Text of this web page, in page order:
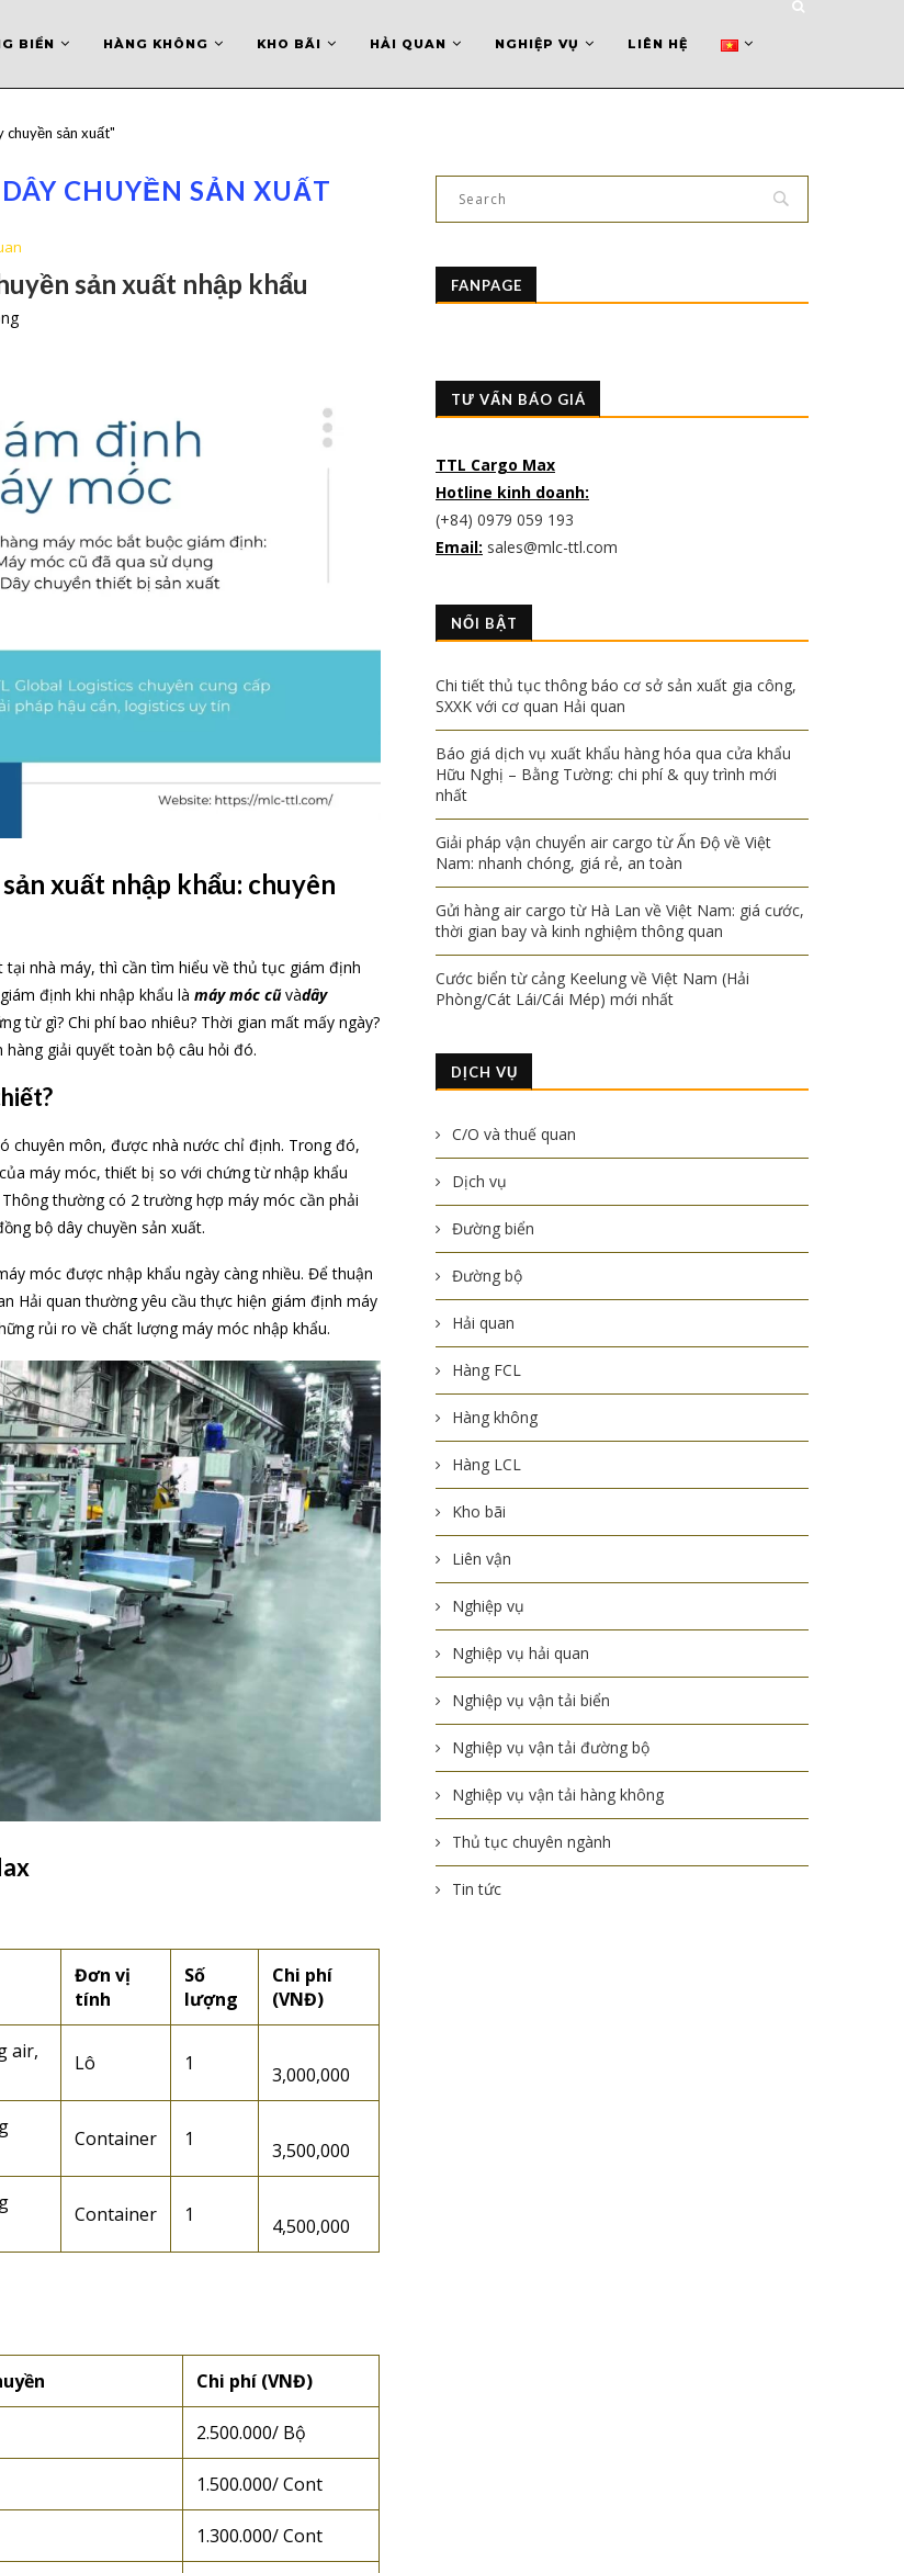
BIỂN HÀNG KHÔNG KHO BÃI HẢI QUAN NGHIỆP VỤ LIÊN HỆ
sản xuất"
CHUYỀN SẢN XUẤT
sản xuất nhập khẩu
xuất nhập khẩu: chuyên
nhà máy, thì cần tìm hiểu về thủ tục giám định
định khi nhập khẩu là máy móc cũvàdây
từ gì? Chi phí bao nhiêu? Thời gian mất mấy ngày?
giải quyết toàn bộ câu hỏi đó.
chuyên môn, được nhà nước chỉ định. Trong đó,
máy móc, thiết bị so với chứng từ nhập khẩu
thường có 2 trường hợp máy móc cần phải
bộ dây chuyền sản xuất.
móc được nhập khẩu ngày càng nhiều. Để thuận
Hải quan thường yêu cầu thực hiện giám định máy
rủi ro về chất lượng máy móc nhập khẩu.
Đơn vị
tính
Số
lượng
Chi phí
(VNĐ)
air,
Lô 1 3,000,000
Container 1 3,500,000
Container 1 4,500,000
Chi phí (VNĐ)
2.500.000/ Bộ
1.500.000/ Cont
1.300.000/ Cont
FANPAGE
TƯ VẤN BÁO GIÁ
TTL Cargo Max
Hotline kinh doanh:
(+84) 0979 059 193
Email: sales@mlc-ttl.com
NỔI BẬT
Chi tiết thủ tục thông báo cơ sở sản xuất gia công,
SXXK với cơ quan Hải quan
Báo giá dịch vụ xuất khẩu hàng hóa qua cửa khẩu
Hữu Nghị – Bằng Tường: chi phí & quy trình mới
nhất
Giải pháp vận chuyển air cargo từ Ấn Độ về Việt
Nam: nhanh chóng, giá rẻ, an toàn
Gửi hàng air cargo từ Hà Lan về Việt Nam: giá cước,
thời gian bay và kinh nghiệm thông quan
Cước biển từ cảng Keelung về Việt Nam (Hải
Phòng/Cát Lái/Cái Mép) mới nhất
DỊCH VỤ
C/O và thuế quan
Dịch vụ
Đường biển
Đường bộ
Hải quan
Hàng FCL
Hàng không
Hàng LCL
Kho bãi
Liên vận
Nghiệp vụ
Nghiệp vụ hải quan
Nghiệp vụ vận tải biển
Nghiệp vụ vận tải đường bộ
Nghiệp vụ vận tải hàng không
Thủ tục chuyên ngành
Tin tức